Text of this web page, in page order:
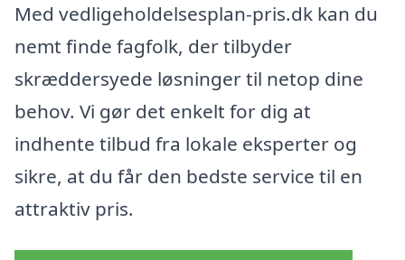
Med vedligeholdelsesplan-pris.dk kan du
nemt finde fagfolk, der tilbyder
skræddersyede løsninger til netop dine
behov. Vi gør det enkelt for dig at
indhente tilbud fra lokale eksperter og
sikre, at du får den bedste service til en
attraktiv pris.